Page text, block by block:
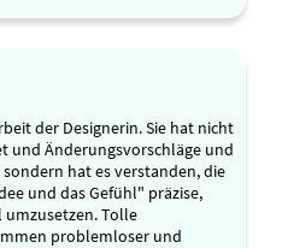
der Designerin. Sie hat nicht
und Änderungsvorschläge und
hat es verstanden, die
und das Gefühl" präzise,
Tolle
problemloser und